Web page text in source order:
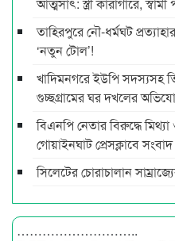
আত্মসাৎ: স্ত্রী কারাগারে,
তাহিরপুরে নৌ-ধর্মঘট
‘নতুন টোল’!
খাদিমনগরে ইউপি সদস্যসহ
গুচ্ছগ্রামের ঘর দখলের
বিএনপি নেতার বিরুদ্ধে মিথ্যা
গোয়াইনঘাট প্রেসক্লাবে
সিলেটের চোরাচালান
………………………..